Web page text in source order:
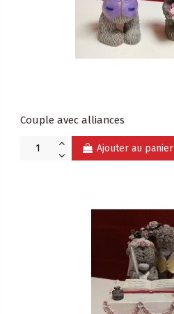
Couple avec alliances
Ajouter au panier